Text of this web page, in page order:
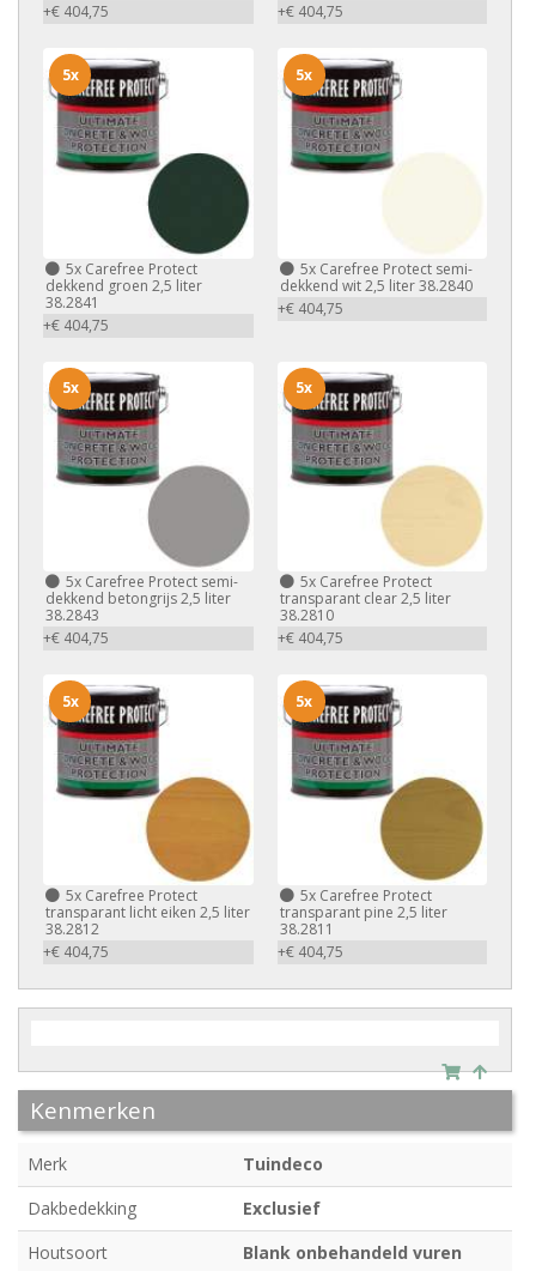
+€ 404,75
+€ 404,75
5x Carefree Protect
dekkend groen 2,5 liter
38.2841
+€ 404,75
5x
5xCarefree Protect semi-
dekkend wit 2,5 liter 38.2840
+€ 404,75
5x
5x Carefree Protect semi-
dekkend betongrijs 2,5 liter
38.2843
+€ 404,75
5x
5xCarefree Protect
transparant clear 2,5 liter
38.2810
+€ 404,75
5x
5x Carefree Protect
transparant licht eiken 2,5 liter
38.2812
+€ 404,75
5x
5xCarefree Protect
transparant pine 2,5 liter
38.2811
+€ 404,75
5x
Kenmerken
Merk
Tuindeco
Dakbedekking
Exclusief
Houtsoort
Blank onbehandeld vuren